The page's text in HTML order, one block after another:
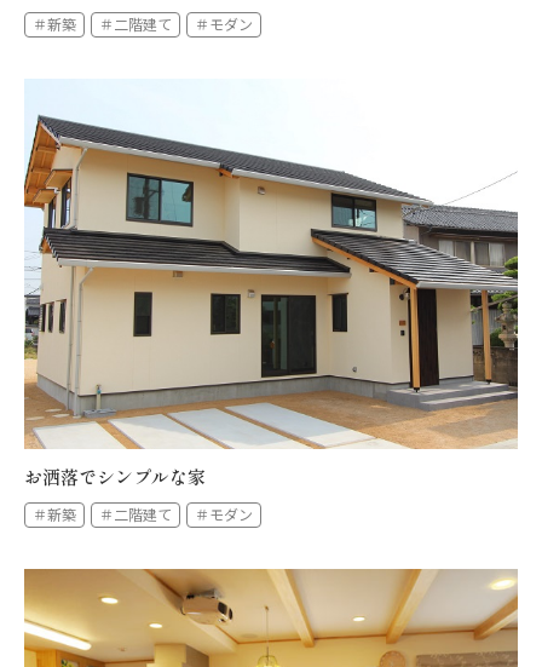
＃新築 ＃二階建て ＃モダン
お洒落でシンプルな家
＃新築 ＃二階建て ＃モダン